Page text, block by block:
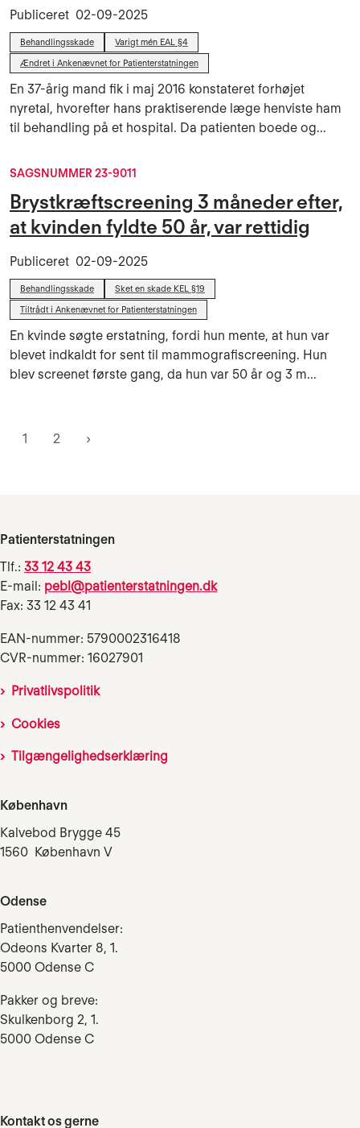
Publiceret 02-09-2025
Behandlingsskade
Varigt mén EAL §4
Ændret i Ankenævnet for Patienterstatningen
En 37-årig mand fik i maj 2016 konstateret forhøjet
nyretal, hvorefter hans praktiserende læge henviste ham
til behandling på et hospital. Da patienten boede og...
SAGSNUMMER 23-9011
Brystkræftscreening 3 måneder efter,
at kvinden fyldte 50 år, var rettidig
Publiceret 02-09-2025
Behandlingsskade
Sket en skade KEL §19
Tiltrådt i Ankenævnet for Patienterstatningen
En kvinde søgte erstatning, fordi hun mente, at hun var
blevet indkaldt for sent til mammografiscreening. Hun
blev screenet første gang, da hun var 50 år og 3 m...
1 2
Patienterstatningen
Tlf.: 33 12 43 43
E-mail: pebl@patienterstatningen.dk
Fax: 33 12 43 41
EAN-nummer: 5790002316418
CVR-nummer: 16027901
Privatlivspolitik
Cookies
Tilgængelighedserklæring
København
Kalvebod Brygge 45
1560 København V
Odense
Patienthenvendelser:
Odeons Kvarter 8, 1.
5000 Odense C
Pakker og breve:
Skulkenborg 2, 1.
5000 Odense C
Kontakt os gerne